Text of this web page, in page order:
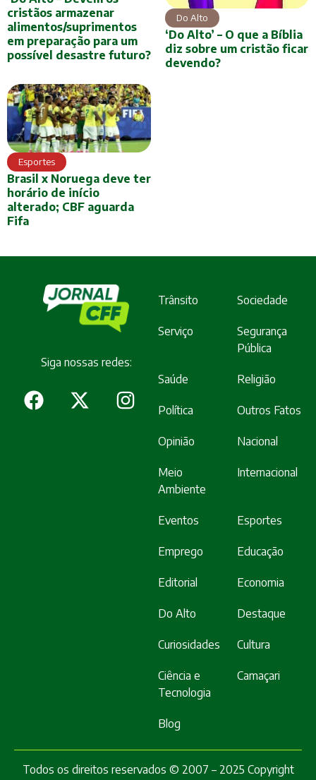
cristãos armazenar
alimentos/suprimentos
em preparação para um
possível desastre futuro?
Do Alto
‘Do Alto’ – O que a Bíblia
diz sobre um cristão ficar
devendo?
Esportes
Brasil x Noruega deve ter
horário de início
alterado; CBF aguarda
Fifa
Siga nossas redes:
Trânsito Sociedade
Serviço
Segurança
Pública
Saúde Religião
Política Outros Fatos
Opinião Nacional
Meio
Ambiente
Internacional
Eventos Esportes
Emprego Educação
Editorial Economia
Do Alto Destaque
Curiosidades Cultura
Ciência e
Tecnologia
Camaçari
Blog
Todos os direitos reservados © 2007 – 2025 Copyright